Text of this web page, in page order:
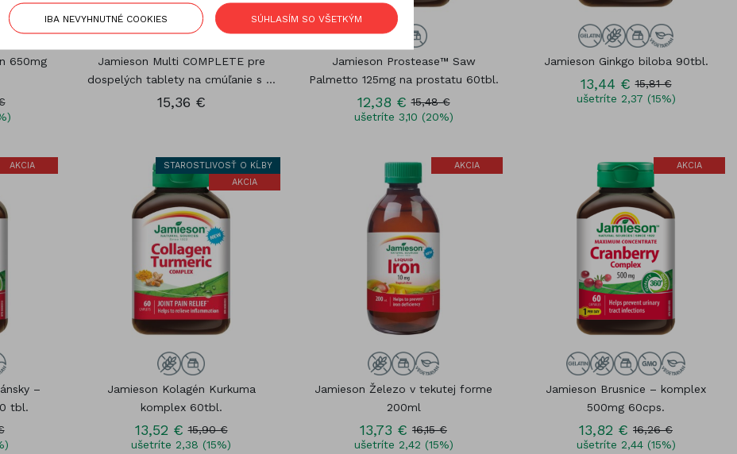
650mg
Jamieson Multi COMPLETE pre
dospelých tablety na cmúľanie s ...
15,36 €
Jamieson Prostease™ Saw
Palmetto 125mg na prostatu 60tbl.
12,38 € 15,48 €
ušetríte 3,10 (20%)
Jamieson Ginkgo biloba 90tbl.
13,44 € 15,81 €
ušetríte 2,37 (15%)
AKCIA
–
tbl.
STAROSTLIVOSŤ O KĹBY
AKCIA
Jamieson Kolagén Kurkuma
komplex 60tbl.
13,52 € 15,90 €
ušetríte 2,38 (15%)
AKCIA
Jamieson Železo v tekutej forme
200ml
13,73 € 16,15 €
ušetríte 2,42 (15%)
AKCIA
Jamieson Brusnice – komplex
500mg 60cps.
13,82 € 16,26 €
ušetríte 2,44 (15%)
IBA NEVYHNUTNÉ COOKIES SÚHLASÍM SO VŠETKÝM